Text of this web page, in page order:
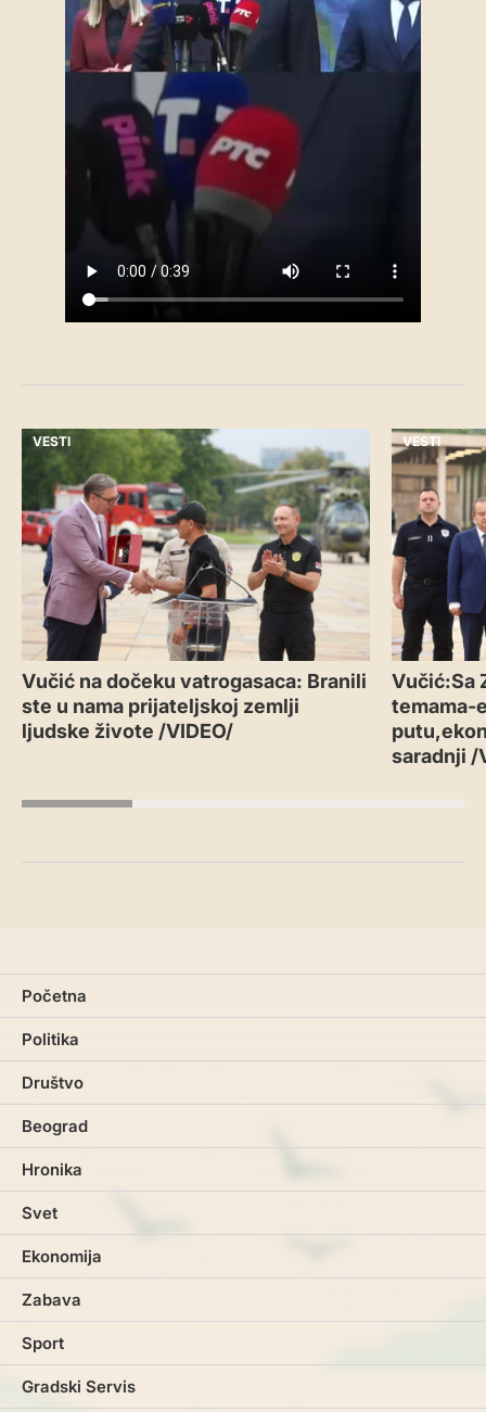
VESTI
Vučić na dočeku vatrogasaca: Branili
ste u nama prijateljskoj zemlji
ljudske živote /VIDEO/
VESTI
Vučić:Sa
temama-
saradnji /
Početna
Politika
Društvo
Beograd
Hronika
Svet
Ekonomija
Zabava
Sport
Gradski Servis